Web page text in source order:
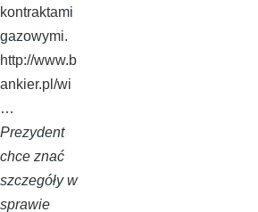
kontraktami
gazowymi.
http://www.b
ankier.pl/wi
…
Prezydent
chce znać
szczegóły w
sprawie